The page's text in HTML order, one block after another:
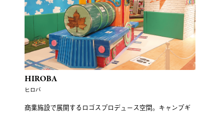
HIROBA
ヒロバ
商業施設で展開するロゴスプロデュース空間。キャンプギ